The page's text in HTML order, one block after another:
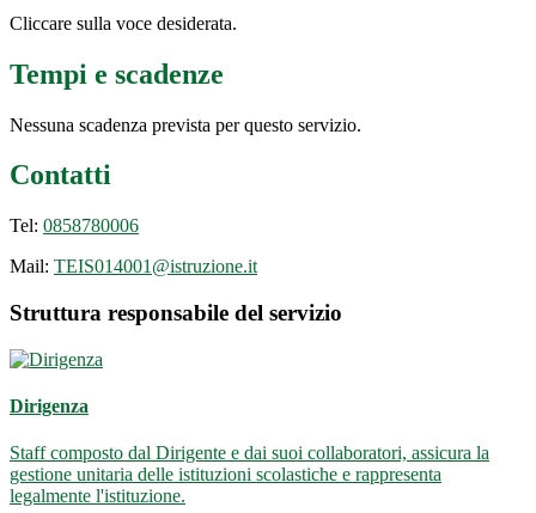
Cliccare sulla voce desiderata.
Tempi e scadenze
Nessuna scadenza prevista per questo servizio.
Contatti
Tel: 0858780006
Mail: TEIS014001@istruzione.it
Struttura responsabile del servizio
Dirigenza
Staff composto dal Dirigente e dai suoi collaboratori, assicura la
gestione unitaria delle istituzioni scolastiche e rappresenta
legalmente l'istituzione.